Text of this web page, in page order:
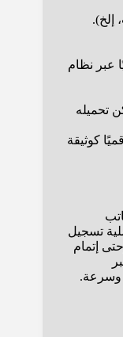
إلخ).
عبر نظام
تحميله
كوثيقة
تسجيل
إتمام